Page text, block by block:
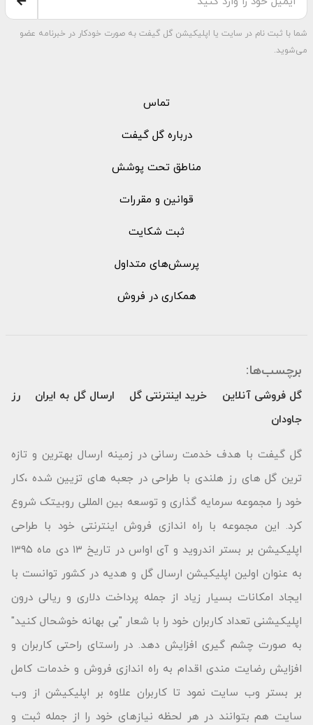
شما با ثبت نام در سایت یا اپلیکیشن گل گیفت به صورت خودکار در خبرنامه عضو
می‌شوید.
تماس
درباره گل گیفت
مناطق تحت پوشش
قوانین و مقررات
ثبت شکایت
پرسش‌های متداول
همکاری در فروش
برچسب‌ها:
گل فروشی آنلاین خرید اینترنتی گل ارسال گل به ایران
رز
جاودان
گل گیفت با هدف خدمت رسانی در زمینه ارسال بهترین و تازه
ترین گل های رز هلندی با طراحی در جعبه های تزیین شده ،کار
خود را مجموعه سرمایه گذاری و توسعه بین المللی روبیتک شروع
کرد. این مجموعه با راه اندازی فروش اینترنتی خود با طراحی
اپلیکیشن بر بستر اندروید و آی اواس در تاریخ ۱۳ دی ماه ۱۳۹۵
به عنوان اولین اپلیکیشن ارسال گل و هدیه در کشور توانست با
ایجاد امکانات بسیار زیاد از جمله پرداخت دلاری و ریالی درون
اپلیکیشنی تعداد کاربران خود را با شعار "بى بهانه خوشحال كنید"
به صورت چشم گیری افزایش دهد. در راستای راحتی کاربران و
افزایش رضایت مندی اقدام به راه اندازی فروش و خدمات کامل
بر بستر وب سایت نمود تا کاربران علاوه بر اپلیکیشن از وب
سایت هم بتوانند در هر لحظه نیازهای خود را از جمله ثبت و